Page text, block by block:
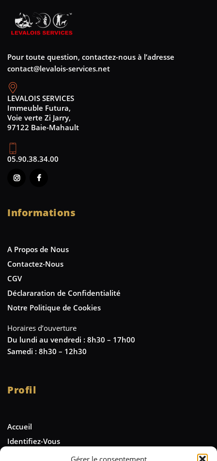
Gérer le consentement
Pour toute question, contactez-nous à l’adresse
contact@levalois-services.net
LEVALOIS SERVICES
Immeuble Futura,
Voie verte Zi Jarry,
97122 Baie-Mahault
05.90.38.34.00
Informations
A Propos de Nous
Contactez-Nous
CGV
Déclararation de Confidentialité
Notre Politique de Cookies
Horaires d’ouverture
Du lundi au vendredi : 8h30 – 17h00
Samedi : 8h30 – 12h30
Profil
Accueil
Identifiez-Vous